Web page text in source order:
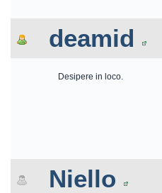
deamid
Desipere in loco.
Niello